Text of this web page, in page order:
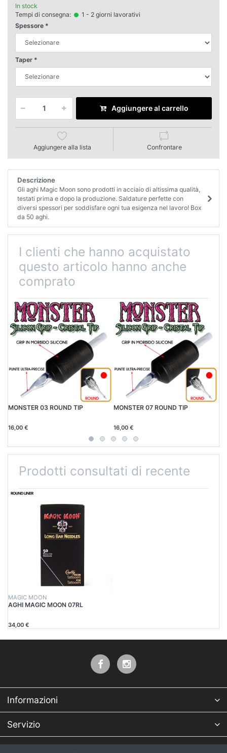
In stock
Tempi di consegna:
1 - 2 giorni lavorativi
Spessore
Taper
Aggiungere al carrello
Aggiungere alla lista Confrontare
Descrizione
Gli aghi Magic Moon sono prodotti in acciaio di altissima qualità,
testati prima e dopo la produzione. Saldature perfette con
diversi spessori per soddisfare ogni tua esigenza nel lavoro! Box
da 50 aghi.
I clienti che hanno acquistato
questo articolo hanno anche
comprato
MONSTER 03 ROUND TIP
16,00 €
MONSTER 07 ROUND TIP
16,00 €
Prodotti consultati di recente
MAGIC MOON
AGHI MAGIC MOON 07RL
34,00 €
Informazioni
Servizio